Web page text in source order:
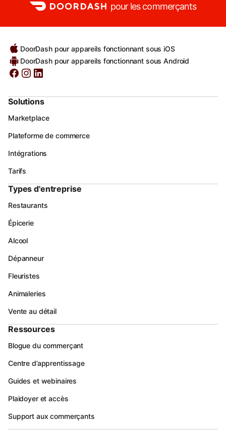
pour les commerçants
DoorDash pour appareils fonctionnant sous iOS
DoorDash pour appareils fonctionnant sous Android
Solutions
Marketplace
Plateforme de commerce
Intégrations
Tarifs
Types d'entreprise
Restaurants
Épicerie
Alcool
Dépanneur
Fleuristes
Animaleries
Vente au détail
Ressources
Blogue du commerçant
Centre d’apprentissage
Guides et webinaires
Plaidoyer et accès
Support aux commerçants